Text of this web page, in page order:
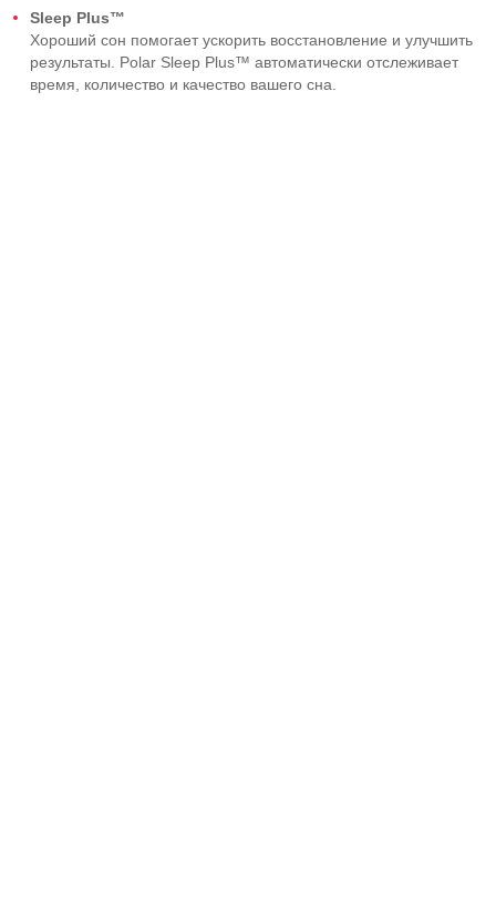
Sleep Plus™
Хороший сон помогает ускорить восстановление и улучшить
результаты. Polar Sleep Plus™ автоматически отслеживает
время, количество и качество вашего сна.